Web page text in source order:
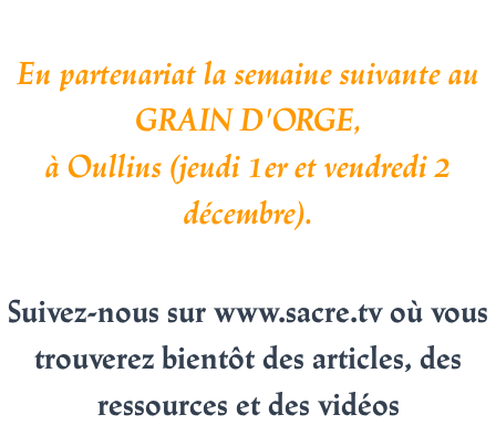
En partenariat la semaine suivante au
GRAIN D'ORGE,
à Oullins (jeudi 1er et vendredi 2
décembre).
Suivez-nous sur www.sacre.tv où vous
trouverez bientôt des articles, des
ressources et des vidéos